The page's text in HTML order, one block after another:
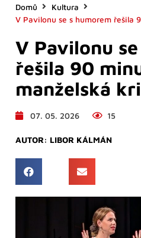
Domů
Kultura
V Pavilonu se s humorem řešila
V Pavilonu
řešila 90
manželská
07. 05. 2026 15
AUTOR: LIBOR KÁLMÁN